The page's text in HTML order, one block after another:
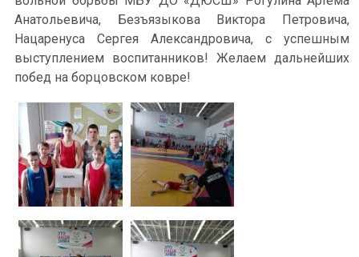
Анатольевича, Безъязыкова Виктора Петровича,
Нацаренуса Сергея Александровича, с успешным
выступлением воспитанников! Желаем дальнейших
побед на борцовском ковре!